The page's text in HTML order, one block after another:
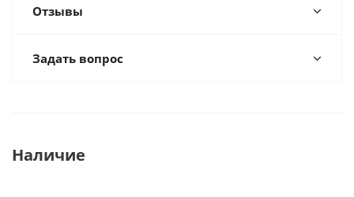
Отзывы
Задать вопрос
Наличие